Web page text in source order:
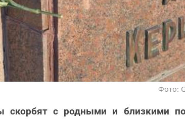
Фото:
скорбят с родными и близкими